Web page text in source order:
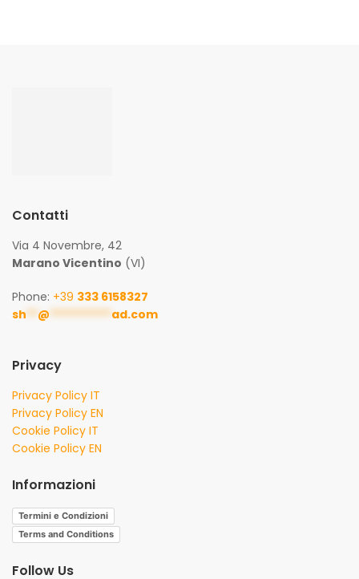
Contatti
Via 4 Novembre, 42
Marano Vicentino (VI)
Phone: +39 333 6158327
sh ** @ *********** ad.com
Privacy
Privacy Policy IT
Privacy Policy EN
Cookie Policy IT
Cookie Policy EN
Informazioni
Termini e Condizioni
Terms and Conditions
Follow Us